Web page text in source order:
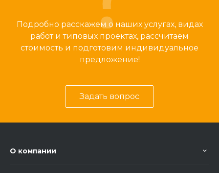
Подробно расскажем о наших услугах, видах
работ и типовых проектах, рассчитаем
стоимость и подготовим индивидуальное
предложение!
Задать вопрос
О компании